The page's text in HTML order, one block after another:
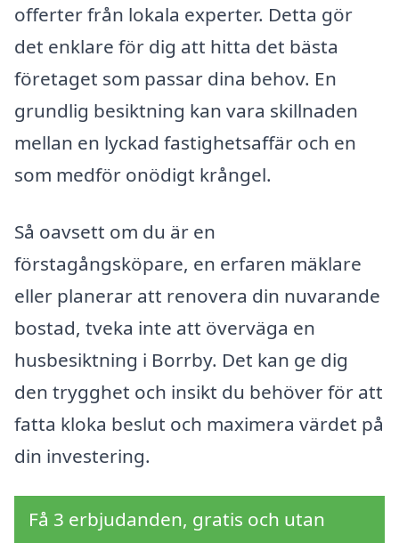
offerter från lokala experter. Detta gör
det enklare för dig att hitta det bästa
företaget som passar dina behov. En
grundlig besiktning kan vara skillnaden
mellan en lyckad fastighetsaffär och en
som medför onödigt krångel.
Så oavsett om du är en
förstagångsköpare, en erfaren mäklare
eller planerar att renovera din nuvarande
bostad, tveka inte att överväga en
husbesiktning i Borrby. Det kan ge dig
den trygghet och insikt du behöver för att
fatta kloka beslut och maximera värdet på
din investering.
Få 3 erbjudanden, gratis och utan